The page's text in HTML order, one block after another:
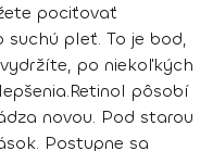
pociťovať
suchú pleť. To je bod,
po niekoľkých
Retinol pôsobí
novou. Pod starou
Postupne sa